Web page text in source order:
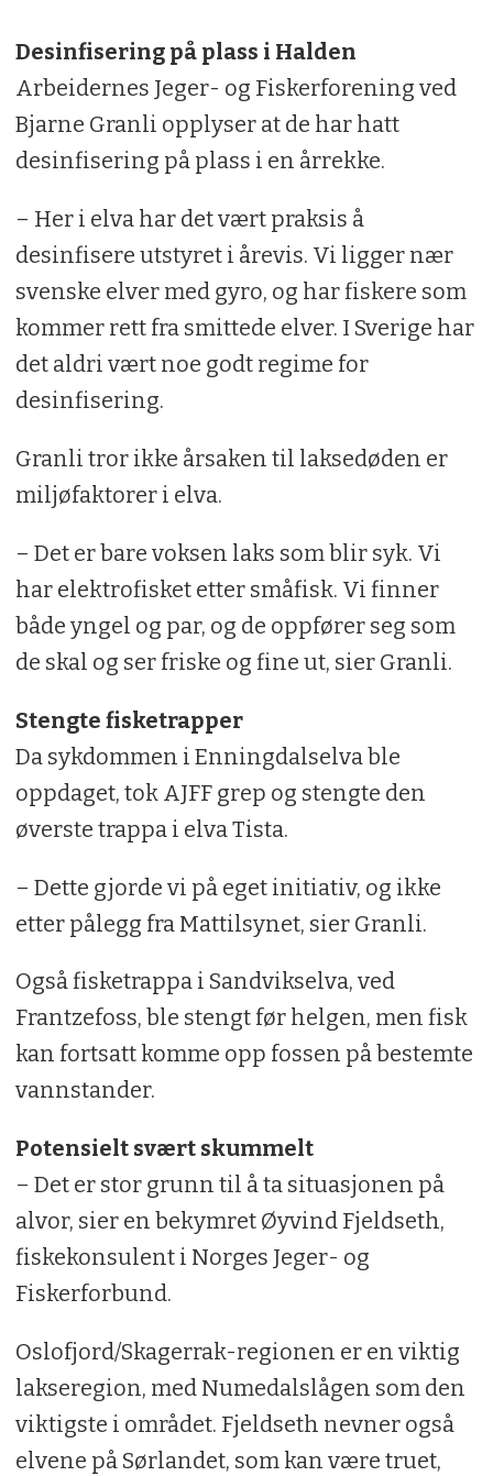
Desinfisering på plass i Halden
Arbeidernes Jeger- og Fiskerforening ved
Bjarne Granli opplyser at de har hatt
desinfisering på plass i en årrekke.
– Her i elva har det vært praksis å
desinfisere utstyret i årevis. Vi ligger nær
svenske elver med gyro, og har fiskere som
kommer rett fra smittede elver. I Sverige har
det aldri vært noe godt regime for
desinfisering.
Granli tror ikke årsaken til laksedøden er
miljøfaktorer i elva.
– Det er bare voksen laks som blir syk. Vi
har elektrofisket etter småfisk. Vi finner
både yngel og par, og de oppfører seg som
de skal og ser friske og fine ut, sier Granli.
Stengte fisketrapper
Da sykdommen i Enningdalselva ble
oppdaget, tok AJFF grep og stengte den
øverste trappa i elva Tista.
– Dette gjorde vi på eget initiativ, og ikke
etter pålegg fra Mattilsynet, sier Granli.
Også fisketrappa i Sandvikselva, ved
Frantzefoss, ble stengt før helgen, men fisk
kan fortsatt komme opp fossen på bestemte
vannstander.
Potensielt svært skummelt
– Det er stor grunn til å ta situasjonen på
alvor, sier en bekymret Øyvind Fjeldseth,
fiskekonsulent i Norges Jeger- og
Fiskerforbund.
Oslofjord/Skagerrak-regionen er en viktig
lakseregion, med Numedalslågen som den
viktigste i området. Fjeldseth nevner også
elvene på Sørlandet, som kan være truet,